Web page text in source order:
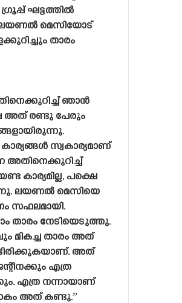
ഘട്ടത്തിൽ
ലയണൽ മെസിയോട്
താരം
ഞാൻ
അത് രണ്ടു പേരും
സ്വകാര്യമാണ്
അതിനെക്കുറിച്ച്
കാര്യമില്ല, പക്ഷെ
ലയണൽ മെസിയെ
സഫലമായി.
താരം നേടിയെടുത്തു.
മികച്ച താരം അത്
അത്
എത്ര
എത്ര നന്നായാണ്
അത് കണ്ടു.”